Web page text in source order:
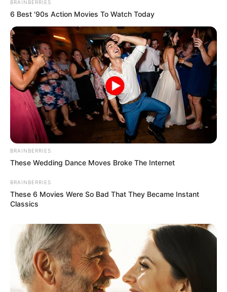
BRAINBERRIES
6 Best '90s Action Movies To Watch Today
BRAINBERRIES
These Wedding Dance Moves Broke The Internet
BRAINBERRIES
These 6 Movies Were So Bad That They Became Instant
Classics